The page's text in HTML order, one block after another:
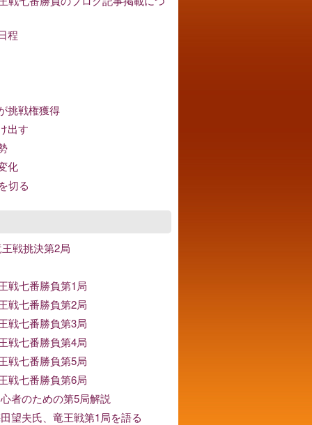
程
挑戦権獲得
出す
化
切る
戦挑決第2局
戦七番勝負第1局
戦七番勝負第2局
戦七番勝負第3局
戦七番勝負第4局
戦七番勝負第5局
戦七番勝負第6局
者のための第5局解説
望夫氏、竜王戦第1局を語る